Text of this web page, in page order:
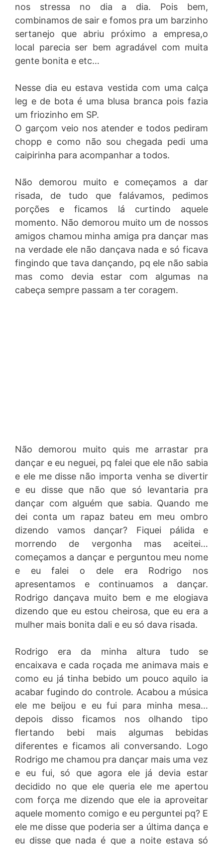
nos stressa no dia a dia. Pois bem,
combinamos de sair e fomos pra um barzinho
sertanejo que abriu próximo a empresa,o
local parecia ser bem agradável com muita
gente bonita e etc…
Nesse dia eu estava vestida com uma calça
leg e de bota é uma blusa branca pois fazia
um friozinho em SP.
O garçom veio nos atender e todos pediram
chopp e como não sou chegada pedi uma
caipirinha para acompanhar a todos.
Não demorou muito e começamos a dar
risada, de tudo que falávamos, pedimos
porções e ficamos lá curtindo aquele
momento. Não demorou muito um de nossos
amigos chamou minha amiga pra dançar mas
na verdade ele não dançava nada e só ficava
fingindo que tava dançando, pq ele não sabia
mas como devia estar com algumas na
cabeça sempre passam a ter coragem.
Não demorou muito quis me arrastar pra
dançar e eu neguei, pq falei que ele não sabia
e ele me disse não importa venha se divertir
e eu disse que não que só levantaria pra
dançar com alguém que sabia. Quando me
dei conta um rapaz bateu em meu ombro
dizendo vamos dançar? Fiquei pálida e
morrendo de vergonha mas aceitei…
começamos a dançar e perguntou meu nome
e eu falei o dele era Rodrigo nos
apresentamos e continuamos a dançar.
Rodrigo dançava muito bem e me elogiava
dizendo que eu estou cheirosa, que eu era a
mulher mais bonita dali e eu só dava risada.
Rodrigo era da minha altura tudo se
encaixava e cada roçada me animava mais e
como eu já tinha bebido um pouco aquilo ia
acabar fugindo do controle. Acabou a música
ele me beijou e eu fui para minha mesa…
depois disso ficamos nos olhando tipo
flertando bebi mais algumas bebidas
diferentes e ficamos ali conversando. Logo
Rodrigo me chamou pra dançar mais uma vez
e eu fui, só que agora ele já devia estar
decidido no que ele queria ele me apertou
com força me dizendo que ele ia aproveitar
aquele momento comigo e eu perguntei pq? E
ele me disse que poderia ser a última dança e
eu disse que nada é que a noite estava só